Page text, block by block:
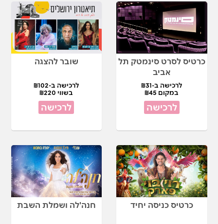
כרטיס לסרט סינמטק תל
אביב
לרכישה ב-₪31
במקום ₪45
לרכישה
שובר להצגה
לרכישה ב-₪102
בשווי ₪220
לרכישה
כרטיס כניסה יחיד חנה'לה ושמלת השבת